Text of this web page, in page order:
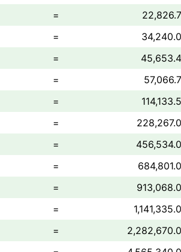
=
=
=
=
=
=
=
=
=
=
=